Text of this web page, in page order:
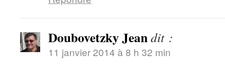
Doubovetzky Jeandit :
11 janvier 2014 à 8 h 32 min